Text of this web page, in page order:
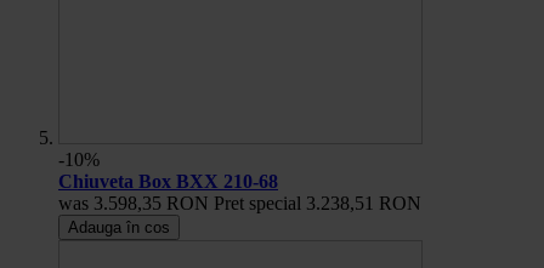
-10%
Chiuveta Box BXX 210-68
was 3.598,35 RON Pret special 3.238,51 RON
Adauga în cos